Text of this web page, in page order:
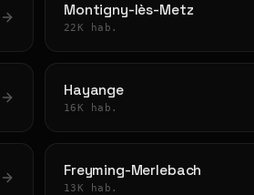
Montigny-lès-Metz
22K hab.
Hayange
16K hab.
Freyming-Merlebach
13K hab.